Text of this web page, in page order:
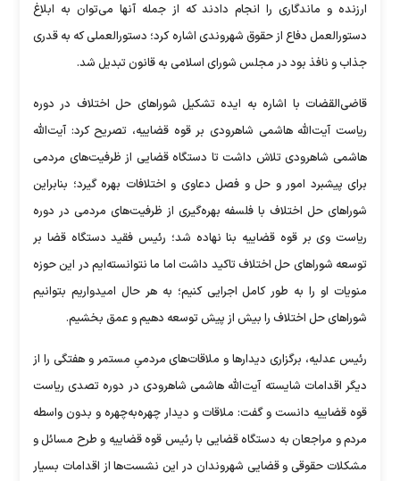
ارزنده و ماندگاری را انجام دادند که از جمله آنها می‌توان به ابلاغ
دستورالعمل دفاع از حقوق شهروندی اشاره کرد؛ دستورالعملی که به قدری
جذاب و نافذ بود در مجلس شورای اسلامی به قانون تبدیل شد.
قاضی‌القضات با اشاره به ایده تشکیل شوراهای حل اختلاف در دوره
ریاست آیت‌الله هاشمی شاهرودی بر قوه قضاییه، تصریح کرد: آیت‌الله
هاشمی شاهرودی تلاش داشت تا دستگاه قضایی از ظرفیت‌های مردمی
برای پیشبرد امور و حل و فصل دعاوی و اختلافات بهره گیرد؛ بنابراین
شوراهای حل اختلاف با فلسفه بهره‌گیری از ظرفیت‌های مردمی در دوره
ریاست وی بر قوه قضاییه بنا نهاده شد؛ رئیس فقید دستگاه قضا بر
توسعه شوراهای حل اختلاف تاکید داشت اما ما نتوانسته‌ایم در این حوزه
منویات او را به طور کامل اجرایی کنیم؛ به هر حال امیدواریم بتوانیم
شوراهای حل اختلاف را بیش از پیش توسعه دهیم و عمق بخشیم.
رئیس عدلیه، برگزاری دیدارها و ملاقات‌های مردمیِ مستمر و هفتگی را از
دیگر اقدامات شایسته آیت‌الله هاشمی شاهرودی در دوره تصدی ریاست
قوه قضاییه دانست و گفت: ملاقات و دیدار چهره‌به‌چهره و بدون واسطه
مردم و مراجعان به دستگاه قضایی با رئیس قوه قضاییه و طرح مسائل و
مشکلات حقوقی و قضایی شهروندان در این نشست‌ها از اقدامات بسیار